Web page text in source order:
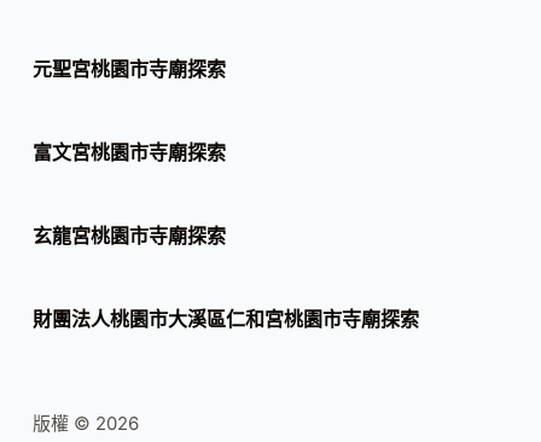
元聖宮桃園市寺廟探索
富文宮桃園市寺廟探索
玄龍宮桃園市寺廟探索
財團法人桃園市大溪區仁和宮桃園市寺廟探索
版權 © 2026